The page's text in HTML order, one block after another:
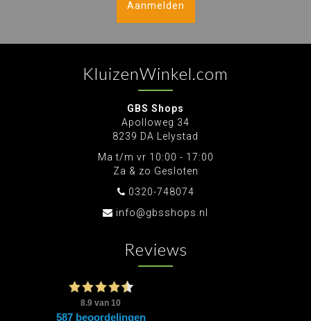
Aanmelden
KluizenWinkel.com
GBS Shops
Apolloweg 34
8239 DA Lelystad
Ma t/m vr 10:00 - 17:00
Za & zo Gesloten
0320-748074
info@gbsshops.nl
Reviews